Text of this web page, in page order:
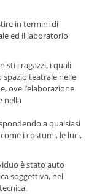
in termini di
ed il laboratorio
i ragazzi, i quali
teatrale nelle
ove l’elaborazione
nella
a qualsiasi
i costumi, le luci,
è stato auto
soggettiva, nel